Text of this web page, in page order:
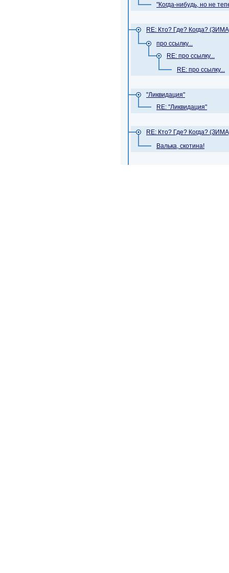
"Когда-нибудь, но не
RE: Кто? Где? Когда?
про ссылку...
RE: про ссылку...
RE: про ссылку...
"Ликвидация"
RE: "Ликвидация"
RE: Кто? Где? Когда?
Валька, скотина!